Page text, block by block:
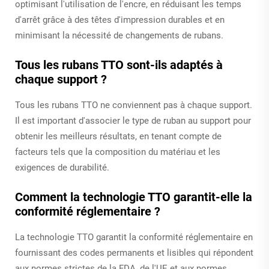
optimisant l'utilisation de l'encre, en réduisant les temps
d'arrêt grâce à des têtes d'impression durables et en
minimisant la nécessité de changements de rubans.
Tous les rubans TTO sont-ils adaptés à
chaque support ?
Tous les rubans TTO ne conviennent pas à chaque support.
Il est important d'associer le type de ruban au support pour
obtenir les meilleurs résultats, en tenant compte de
facteurs tels que la composition du matériau et les
exigences de durabilité.
Comment la technologie TTO garantit-elle la
conformité réglementaire ?
La technologie TTO garantit la conformité réglementaire en
fournissant des codes permanents et lisibles qui répondent